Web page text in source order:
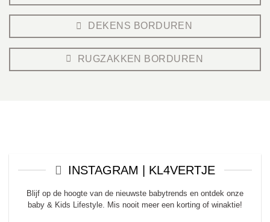
DEKENS BORDUREN
RUGZAKKEN BORDUREN
INSTAGRAM | KL4VERTJE
Blijf op de hoogte van de nieuwste babytrends en ontdek onze
baby & Kids Lifestyle. Mis nooit meer een korting of winaktie!